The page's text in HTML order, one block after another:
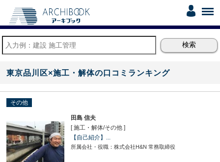
東京品川区×施工・解体の口コミランキング
その他
田島 信夫
[ 施工・解体/その他 ]
【自己紹介】...
所属会社・役職：株式会社H&N 常務取締役